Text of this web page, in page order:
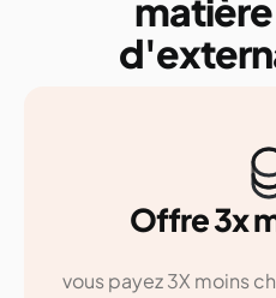
Offre 3x
vous payez 3X moins